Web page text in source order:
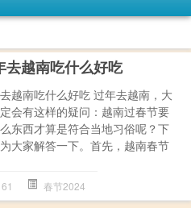
去越南吃什么好吃
越南吃什么好吃 过年去越南，大
会有这样的疑问：越南过春节要
东西才算是符合当地习俗呢？下
大家解答一下。首先，越南春节
春节2024